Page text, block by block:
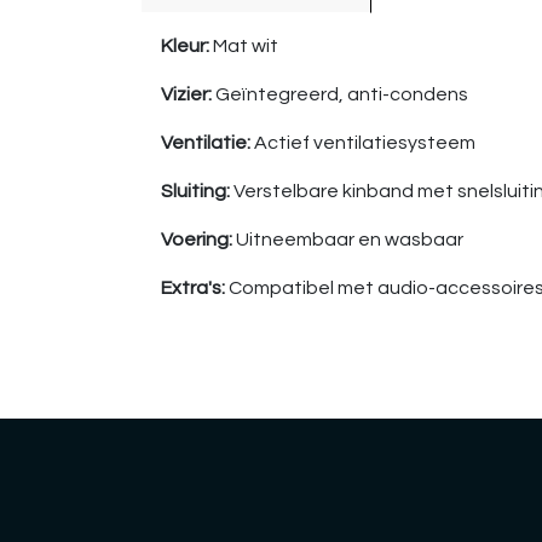
Kleur:Mat wit
Vizier:Geïntegreerd, anti-condens
Ventilatie:Actief ventilatiesysteem
Sluiting:Verstelbare kinband met
Voering:Uitneembaar en wasbaar
Extra's:Compatibel met audio-